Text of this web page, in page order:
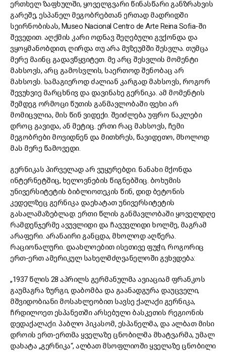
ერთხელ ზაფხულში, ყოველგვარი წინასწარი განზრახვის
გარეშე, ესპანელ მეგობრებთან ერთად მადრიდში
სეირნობისას, Museo Nacional Centro de Arte Reina Sofia-ში
შევედით. აღქმის კარი ოდნავ შეღებული გვქონდა და
ვყოყმანობდით, ღირდა თუ არა მუზეუმში შესვლა. თუმცა
მერე მაინც გადავწყვიტეთ. მე არც შესვლის მომენტი
მახსოვს, არც გამოსვლის, საერთოდ შენობაც არ
მახსოვს. სამაგიეროდ ძალიან კარგად მახსოვს, როგორ
შევუხვიე მარცხნივ და დავინახე გერნიკა. ამ მომენტის
შემდეგ ორმოცი წუთის განმავლობაში ფეხი არ
მომიცვლია, მის წინ ვიდექი. შეიძლება უფრო ნაკლები
დროც გავიდა, ან მეტიც. ერთი რაც მახსოვს, ჩემი
მეგობრები მოვიდნენ და მითხრეს, წავიდეთო, მხოლოდ
მას მერე წამოვედი.
გერნიკას პირველად არ ვუყურებდი. ნანახი მქონდა
ინტერნეტშიც, ხელოვნების წიგნებშიც. ბოხუმის
უნივერსიტეტის ბიბლიოთეკის წინ, დიდ ბეტონის
კედელზეც გერნიკა დაეხატათ უნივერსიტეტის
გასალამაზებლად. ერთი წლის განმავლობაში ყოველდღე
რამდენჯერმე ავუვლიდი და ჩავუვლიდი ხოლმე, მაგრამ
არაფერი. არანაირი განცდა, მხოლოდ აღწერა.
რაციონალური. დაახლოებით ისეთივე ფუჭი, როგორიც
ერთ-ერთ ამერიკულ სახელმძღვანელოში გვხვდება:
„1937 წლის 28 აპრილს გერმანულმა ავიაციამ ფრანკოს
გაუმაგრა ზურგი, დაბომბა და გაანადგურა დაუცველი,
მშვიდობიანი მოსახლეობით სავსე ქალაქი გერნიკა,
ჩრდილოეთ ესპანეთში არსებული ბასკეთის რეგიონის
დედაქალაქი. პაბლო პიკასომ, ესპანელმა, და ალბათ მისი
დროის ერთ-ერთმა ყველაზე ცნობილმა მხატვარმა, უმალ
დახატა „გერნიკა“, ალბათ მსოფლიოში ყველაზე ცნობილი